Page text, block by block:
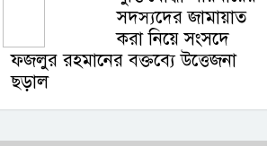
সদস্যদের জামায়াত
করা নিয়ে সংসদে
ফজলুর রহমানের বক্তব্যে উত্তেজনা
ছড়াল